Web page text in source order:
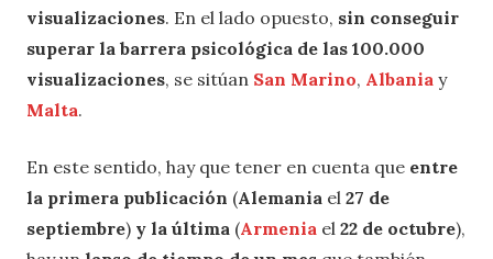
visualizaciones. En el lado opuesto, sin conseguir
superar la barrera psicológica de las 100.000
visualizaciones, se sitúan San Marino, Albania y
Malta.
En este sentido, hay que tener en cuenta que entre
la primera publicación (Alemania el 27 de
septiembre) y la última (Armenia el 22 de octubre),